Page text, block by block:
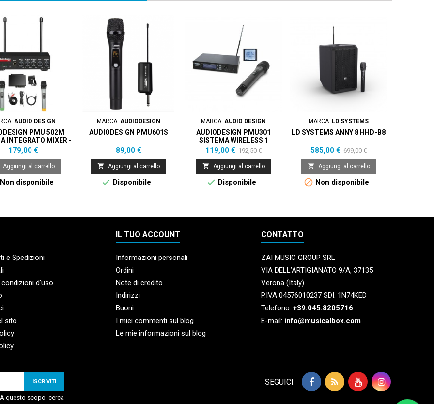
AUDIO DESIGN
PMU 502M
INTEGRATO MIXER -
2 WIRELESS VHF
A MANO
Prezzo
179,00 €
Aggiungi al carrello
Non disponibile
MARCA: AUDIODESIGN
AUDIODESIGN PMU601S
Prezzo
89,00 €
 Aggiungi al carrello
 Disponibile
MARCA: AUDIO DESIGN
AUDIODESIGN PMU301
SISTEMA WIRELESS 1
HANDHELD
Prezzo
119,00 € Prezzo
base
192,50 €
 Aggiungi al carrello
 Disponibile
MARCA: LD SYSTEMS
LD SYSTEMS ANNY 8 HHD-B8
Prezzo
585,00 € Prezzo
base
699,00 €
 Aggiungi al carrello
 Non disponibile
e Spedizioni
condizioni d'uso
sito
IL TUO ACCOUNT
Informazioni personali
Ordini
Note di credito
Indirizzi
Buoni
I miei commenti sul blog
Le mie informazioni sul blog
CONTATTO
ZAI MUSIC GROUP SRL
VIA DELL’ARTIGIANATO 9/A, 37135
Verona (Italy)
P.IVA 04576010237 SDI: 1N74KED
Telefono: +39.045.8205716
E-mail: info@musicalbox.com
questo scopo, cerca
SEGUICI